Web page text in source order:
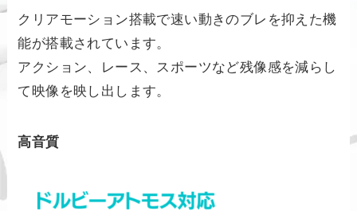
クリアモーション搭載で速い動きのブレを抑えた機
能が搭載されています。
アクション、レース、スポーツなど残像感を減らし
て映像を映し出します。
高音質